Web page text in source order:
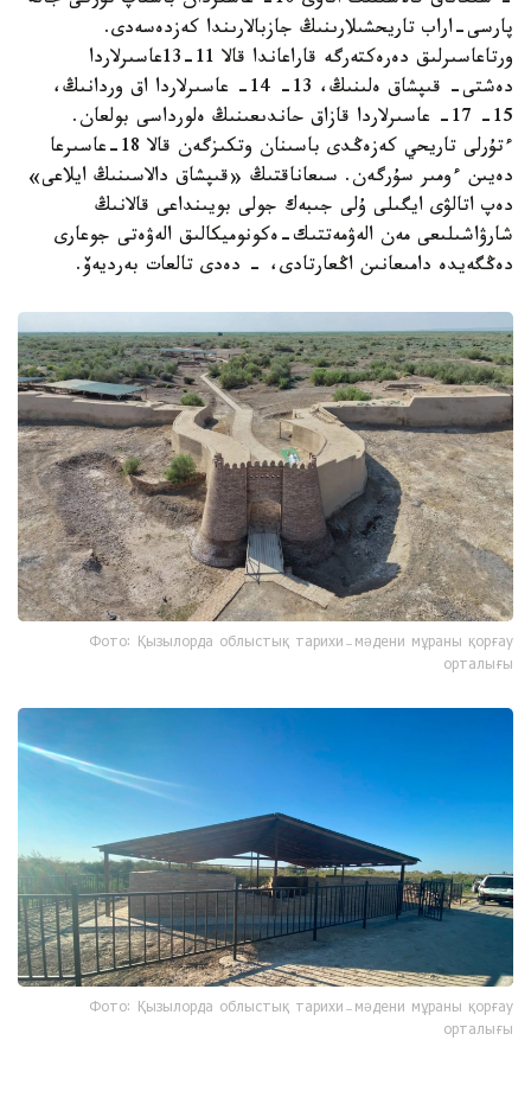
پارسى-اراب تاريحشىلارىنىڭ جازبالارىندا كەزدەسەدى.
ورتاعاسىرلىق دەرەكتەرگە قاراعاندا قالا 11-13عاسىرلاردا
دەشتى- قىپشاق ەلىنىڭ، 13- 14- عاسىرلاردا اق وردانىڭ،
15- 17- عاسىرلاردا قازاق حاندىعىنىڭ ەلورداسى بولعان.
ءتۇرلى تاريحي كەزەڭدى باسىنان وتكىزگەن قالا 18-عاسىرعا
دەيىن ءومىر سۇرگەن. سىعاناقتىڭ «قىپشاق دالاسىنىڭ ايلاعى»
دەپ اتالۋى ايگىلى ۇلى جىبەك جولى بويىنداعى قالانىڭ
شارۋاشىلىعى مەن الەۋمەتتىك-ەكونوميكالىق الەۋەتى جوعارى
دەڭگەيدە دامىعانىن اڭعارتادى، - دەدى تالعات بەرديەۆ.
Фото: Қызылорда облыстық тарихи-мәдени мұраны қорғау
орталығы
Фото: Қызылорда облыстық тарихи-мәдени мұраны қорғау
орталығы